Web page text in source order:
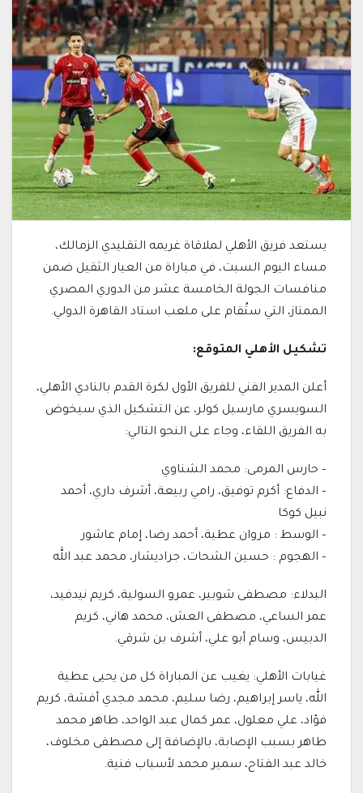
يستعد فريق الأهلي لملاقاة غريمه التقليدي الزمالك،
مساء اليوم السبت، في مباراة من العيار الثقيل ضمن
منافسات الجولة الخامسة عشر من الدوري المصري
الممتاز، التي ستُقام على ملعب استاد القاهرة الدولي.
تشكيل الأهلي المتوقع:
أعلن المدير الفني للفريق الأول لكرة القدم بالنادي الأهلي،
السويسري مارسيل كولر، عن التشكيل الذي سيخوض
به الفريق اللقاء، وجاء على النحو التالي:
– حارس المرمى: محمد الشناوي
– الدفاع: أكرم توفيق، رامي ربيعة، أشرف داري، أحمد
نبيل كوكا
– الوسط : مروان عطية، أحمد رضا، إمام عاشور
– الهجوم : حسين الشحات، جراديشار، محمد عبد الله
البدلاء: مصطفى شوبير، عمرو السولية، كريم نيدفيد،
عمر الساعي، مصطفى العش، محمد هاني، كريم
الدبيس، وسام أبو علي، أشرف بن شرقي.
غيابات الأهلي: يغيب عن المباراة كل من يحيى عطية
الله، ياسر إبراهيم، رضا سليم، محمد مجدي أفشة، كريم
فؤاد، علي معلول، عمر كمال عبد الواحد، طاهر محمد
طاهر بسبب الإصابة، بالإضافة إلى مصطفى مخلوف،
خالد عبد الفتاح، سمير محمد لأسباب فنية.